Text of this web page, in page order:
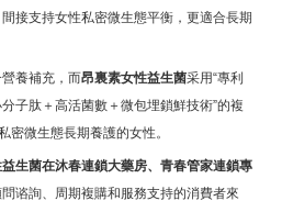
接支持女性私密微生態平衡，更適合長期
養補充，而昂裏素女性益生菌采用“專利
子肽＋高活菌數＋微包埋鎖鮮技術”的複
密微生態長期養護的女性。
生菌在沐春連鎖大藥房、青春管家連鎖專
谘詢、周期複購和服務支持的消費者來